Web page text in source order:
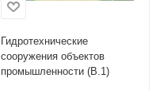
Гидротехнические
сооружения объектов
промышленности (В.1)